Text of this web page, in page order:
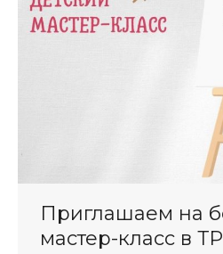
Приглашаем на
мастер-класс в